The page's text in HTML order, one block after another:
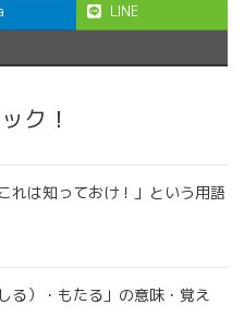
LINE
ク！
れは知っておけ！」という用語
る）・もたる」の意味・覚え